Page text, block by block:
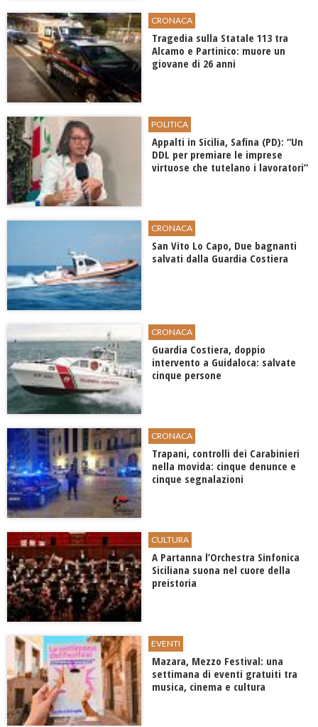
CRONACA
Tragedia sulla Statale 113 tra
Alcamo e Partinico: muore un
giovane di 26 anni
POLITICA
​Appalti in Sicilia, Safina (PD): “Un
DDL per premiare le imprese
virtuose che tutelano i lavoratori”
CRONACA
San Vito Lo Capo, Due bagnanti
salvati dalla Guardia Costiera
CRONACA
Guardia Costiera, doppio
intervento a Guidaloca: salvate
cinque persone
CRONACA
Trapani, controlli dei Carabinieri
nella movida: cinque denunce e
cinque segnalazioni
CULTURA
A Partanna l’Orchestra Sinfonica
Siciliana suona nel cuore della
preistoria
EVENTI
Mazara, Mezzo Festival: una
settimana di eventi gratuiti tra
musica, cinema e cultura